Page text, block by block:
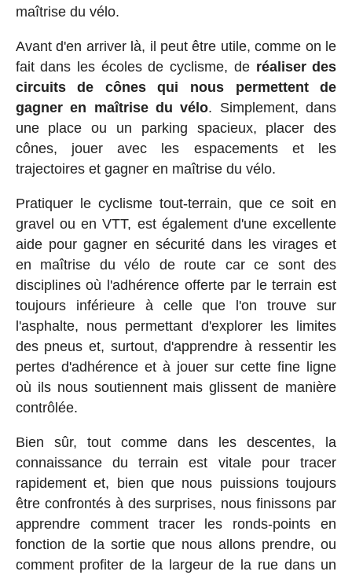
maîtrise du vélo.
Avant d'en arriver là, il peut être utile, comme on le
fait dans les écoles de cyclisme, de réaliser des
circuits de cônes qui nous permettent de
gagner en maîtrise du vélo. Simplement, dans
une place ou un parking spacieux, placer des
cônes, jouer avec les espacements et les
trajectoires et gagner en maîtrise du vélo.
Pratiquer le cyclisme tout-terrain, que ce soit en
gravel ou en VTT, est également d'une excellente
aide pour gagner en sécurité dans les virages et
en maîtrise du vélo de route car ce sont des
disciplines où l'adhérence offerte par le terrain est
toujours inférieure à celle que l'on trouve sur
l'asphalte, nous permettant d'explorer les limites
des pneus et, surtout, d'apprendre à ressentir les
pertes d'adhérence et à jouer sur cette fine ligne
où ils nous soutiennent mais glissent de manière
contrôlée.
Bien sûr, tout comme dans les descentes, la
connaissance du terrain est vitale pour tracer
rapidement et, bien que nous puissions toujours
être confrontés à des surprises, nous finissons par
apprendre comment tracer les ronds-points en
fonction de la sortie que nous allons prendre, ou
comment profiter de la largeur de la rue dans un